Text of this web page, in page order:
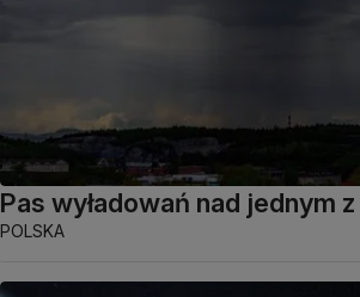
Pas wyładowań nad jednym
POLSKA